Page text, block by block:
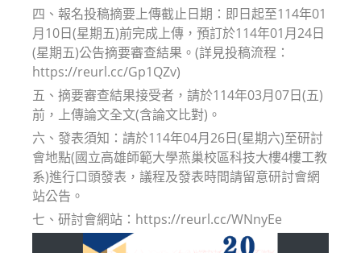
四、報名投稿摘要上傳截止日期：即日起至114年01
月10日(星期五)前完成上傳，預訂於114年01月24日
(星期五)公告摘要審查結果。(詳見投稿流程：
https://reurl.cc/Gp1QZv)
五、摘要審查結果接受者，請於114年03月07日(五)
前，上傳論文全文(含論文比對)。
六、發表須知：請於114年04月26日(星期六)至研討
會地點(國立高雄師範大學燕巢校區科技大樓4樓工教
系)進行口頭發表，議程及發表時間請留意研討會網
站公告。
七、研討會網站：https://reurl.cc/WNnyEe